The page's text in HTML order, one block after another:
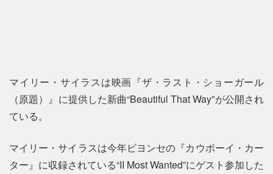
マイリー・サイラスは映画『ザ・ラスト・ショーガール
（原題）』に提供した新曲“Beautiful That Way”が公開され
ている。
マイリー・サイラスは今年ビヨンセの『カウボーイ・カー
ター』に収録されている“II Most Wanted”にゲスト参加した